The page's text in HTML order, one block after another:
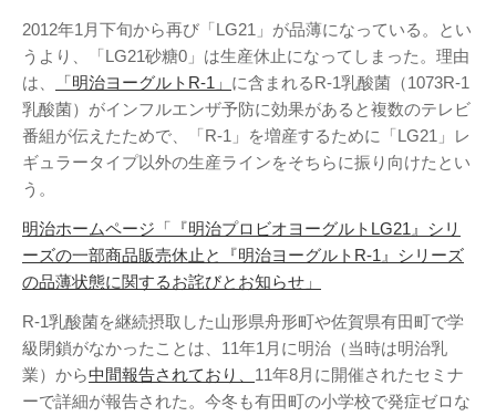
FAB
FANDERSON
HTML Internet Explorer NHK
PayPal PHP Twitter
WebARENA SuiteX
アフィリエイト アマゾン カフェ
カレンダー キャンペーン キヤノン
ギャラリー グッズ サ
ンダーバード ジェリ
ー・アンダーソン
スタイルシート ストリーミン
グ ソニー バージョンアップ ヒ
2012年1月下旬から再び「LG21」が品薄になっている。とい
うより、「LG21砂糖0」は生産休止になってしまった。理由
は、
「明治ヨーグルトR-1」 に含まれるR-1乳酸菌（1073R-1
乳酸菌）がインフルエンザ予防に効果があると複数のテレビ
番組が伝えたためで、「R-1」を増産するために「LG21」レ
ギュラータイプ以外の生産ラインをそちらに振り向けたとい
う。
明治ホームページ「『明治プロビオヨーグルトLG21』シリ
ーズの一部商品販売休止と『明治ヨーグルトR-1』シリーズ
の品薄状態に関するお詫びとお知らせ」
R-1乳酸菌を継続摂取した山形県舟形町や佐賀県有田町で学
級閉鎖がなかったことは、11年1月に明治（当時は明治乳
業）から中間報告されており、 11年8月に開催されたセミナ
ーで詳細が報告された。今冬も有田町の小学校で発症ゼロな